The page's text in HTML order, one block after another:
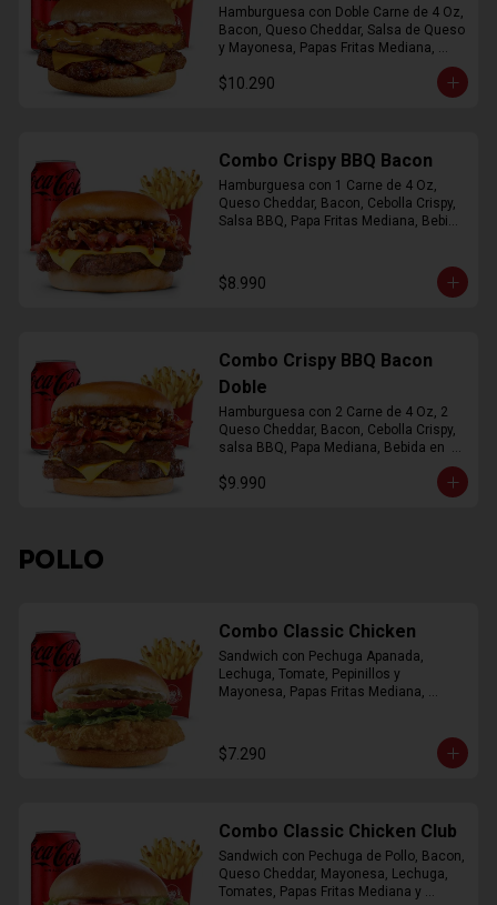
Hamburguesa con Doble Carne de 4 Oz,
Bacon, Queso Cheddar, Salsa de Queso
y Mayonesa, Papas Fritas Mediana,
$10.290
Combo Crispy BBQ Bacon
Hamburguesa con 1 Carne de 4 Oz,
Queso Cheddar, Bacon, Cebolla Crispy,
Salsa BBQ, Papa Fritas Mediana, Bebida
$8.990
Combo Crispy BBQ Bacon
Doble
Hamburguesa con 2 Carne de 4 Oz, 2
Queso Cheddar, Bacon, Cebolla Crispy,
salsa BBQ, Papa Mediana, Bebida en
$9.990
POLLO
Combo Classic Chicken
Sandwich con Pechuga Apanada,
Lechuga, Tomate, Pepinillos y
Mayonesa, Papas Fritas Mediana,
$7.290
Combo Classic Chicken Club
Sandwich con Pechuga de Pollo, Bacon,
Queso Cheddar, Mayonesa, Lechuga,
Tomates, Papas Fritas Mediana y